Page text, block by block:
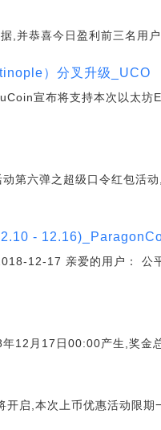
并恭喜今日盈利前三名用户
）分叉升级_UCO
宣布将支持本次以太坊
第六弹之超级口令红包活
-
12-17 亲爱的用户： 公
12月17日00:00产生,奖金
启,本次上币优惠活动限期